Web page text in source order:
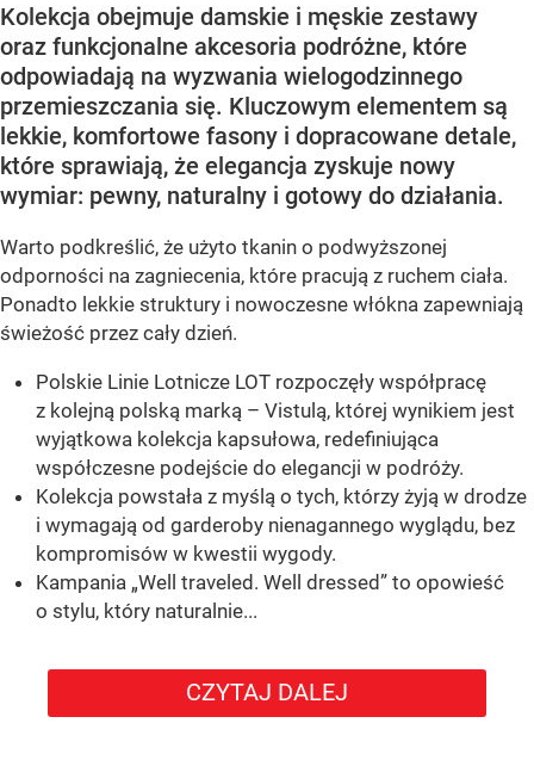
Kolekcja obejmuje damskie i męskie zestawy
oraz funkcjonalne akcesoria podróżne, które
odpowiadają na wyzwania wielogodzinnego
przemieszczania się. Kluczowym elementem są
lekkie, komfortowe fasony i dopracowane detale,
które sprawiają, że elegancja zyskuje nowy
wymiar: pewny, naturalny i gotowy do działania.
Warto podkreślić, że użyto tkanin o podwyższonej
odporności na zagniecenia, które pracują z ruchem ciała.
Ponadto lekkie struktury i nowoczesne włókna zapewniają
świeżość przez cały dzień.
Polskie Linie Lotnicze LOT rozpoczęły współpracę
z kolejną polską marką – Vistulą, której wynikiem jest
wyjątkowa kolekcja kapsułowa, redefiniująca
współczesne podejście do elegancji w podróży.
Kolekcja powstała z myślą o tych, którzy żyją w drodze
i wymagają od garderoby nienagannego wyglądu, bez
kompromisów w kwestii wygody.
Kampania „Well traveled. Well dressed” to opowieść
o stylu, który naturalnie...
CZYTAJ DALEJ